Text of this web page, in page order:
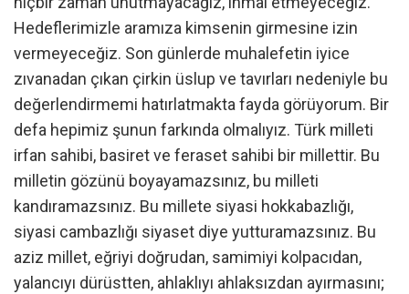
Hedeflerimizle aramıza kimsenin girmesine izin
vermeyeceğiz. Son günlerde muhalefetin iyice
zıvanadan çıkan çirkin üslup ve tavırları nedeniyle bu
değerlendirmemi hatırlatmakta fayda görüyorum. Bir
defa hepimiz şunun farkında olmalıyız. Türk milleti
irfan sahibi, basiret ve feraset sahibi bir millettir. Bu
milletin gözünü boyayamazsınız, bu milleti
kandıramazsınız. Bu millete siyasi hokkabazlığı,
siyasi cambazlığı siyaset diye yutturamazsınız. Bu
aziz millet, eğriyi doğrudan, samimiyi kolpacıdan,
yalancıyı dürüstten, ahlaklıyı ahlaksızdan ayırmasını;